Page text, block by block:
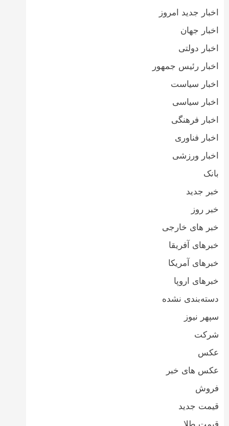
اخبار جدید امروز
اخبار جهان
اخبار دولتی
اخبار رئیس جمهور
اخبار سیاست
اخبار سیاسی
اخبار فرهنگی
اخبار فناوری
اخبار ورزشی
بانک
خبر جدید
خبر روز
خبر های خارجی
خبرهای آفریقا
خبرهای آمریکا
خبرهای اروپا
دسته‌بندی نشده
سپهر نیوز
شرکت
عکس
عکس های خبر
فروش
قیمت جدید